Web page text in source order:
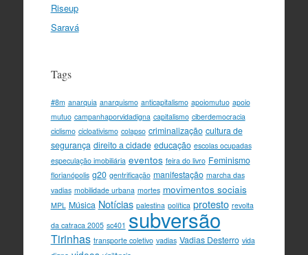
Riseup
Saravá
Tags
#8m anarquia anarquismo anticapitalismo apoiomutuo apoio
mutuo campanhaporvidadigna capitalismo ciberdemocracia
ciclismo cicloativismo colapso criminalização cultura de
segurança direito a cidade educação escolas ocupadas
especulação imobiliária eventos feira do livro Feminismo
florianópolis g20 gentrificação manifestação marcha das
vadias mobilidade urbana mortes movimentos sociais
MPL Música Notícias palestina política protesto revolta
da catraca 2005 sc401 subversão
Tirinhas transporte coletivo vadias Vadias Desterro vida